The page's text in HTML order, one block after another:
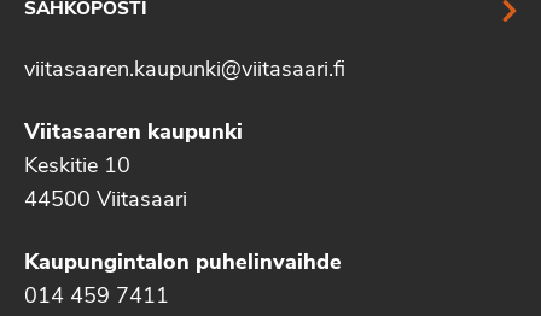
SÄHKÖPOSTI
viitasaaren.kaupunki@viitasaari.fi
Viitasaaren kaupunki
Keskitie 10
44500 Viitasaari
Kaupungintalon puhelinvaihde
014 459 7411